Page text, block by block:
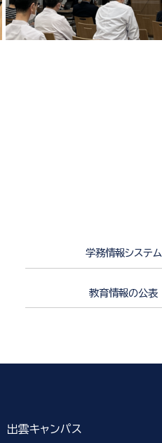
学務情報システム
教育情報の公表
出雲キャンパス